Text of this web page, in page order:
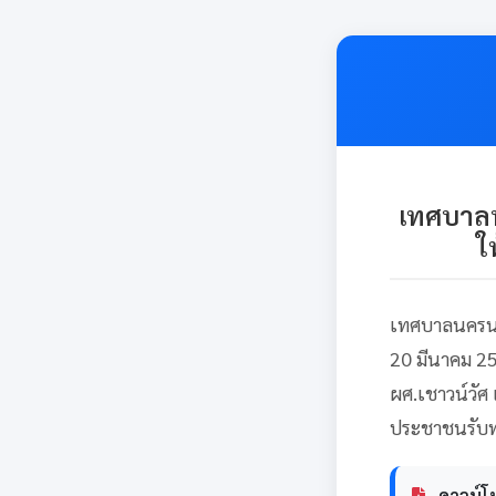
เทศบา
เทศบาลนคร
20 มีนาคม
ผศ.เชาวน์วั
ประชาชนรับ